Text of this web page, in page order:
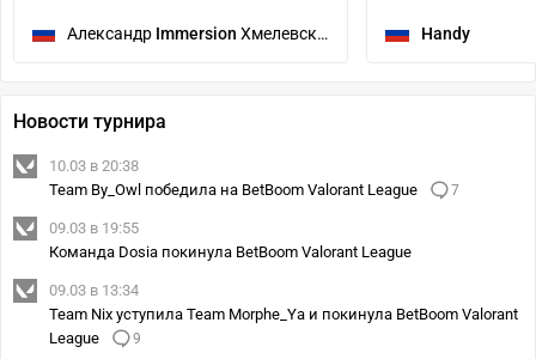
Александр Immersion Хмелевской Handy
Новости турнира
10.03 в 20:38
Team By_Owl победила на BetBoom Valorant League
7
09.03 в 19:55
Команда Dosia покинула BetBoom Valorant League
09.03 в 13:34
Team Nix уступила Team Morphe_Ya и покинула BetBoom Valorant
League
9